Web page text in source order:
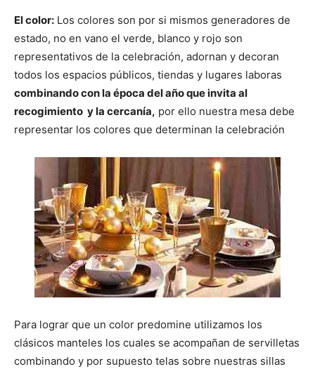
El color: Los colores son por si mismos generadores de
estado, no en vano el verde, blanco y rojo son
representativos de la celebración, adornan y decoran
todos los espacios públicos, tiendas y lugares laboras
combinando con la época del año que invita al
recogimiento y la cercanía, por ello nuestra mesa debe
representar los colores que determinan la celebración
Para lograr que un color predomine utilizamos los
clásicos manteles los cuales se acompañan de servilletas
combinando y por supuesto telas sobre nuestras sillas